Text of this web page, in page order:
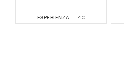
ESPERIENZA — 4€